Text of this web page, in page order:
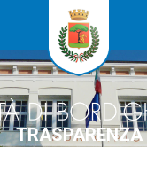
contrasto
testo
TRASPARENZA